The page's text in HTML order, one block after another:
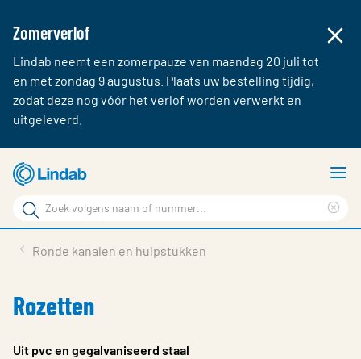
Zomerverlof
Lindab neemt een zomerpauze van maandag 20 juli tot
en met zondag 9 augustus. Plaats uw bestelling tijdig,
zodat deze nog vóór het verlof worden verwerkt en
uitgeleverd.
naar
hoofdinhoud
Zoek
Zoek
Contact
Ronde kanalen en hulpstukken
Rozetten
Uit pvc en gegalvaniseerd staal